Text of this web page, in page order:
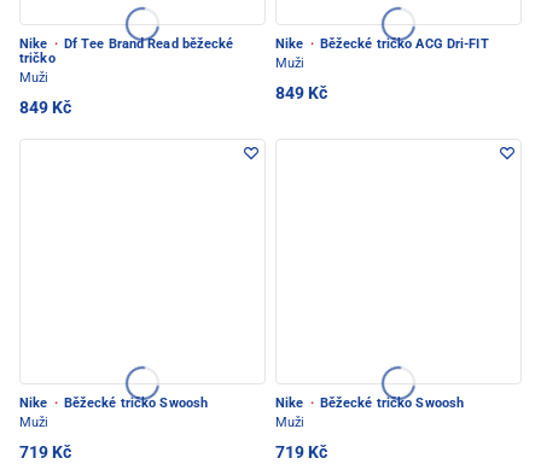
Nike · Df Tee Brand Read běžecké
tričko
Muži
849 Kč
Nike · Běžecké tričko ACG Dri-FIT
Muži
849 Kč
Nike · Běžecké tričko Swoosh
Muži
719 Kč
Nike · Běžecké tričko Swoosh
Muži
719 Kč